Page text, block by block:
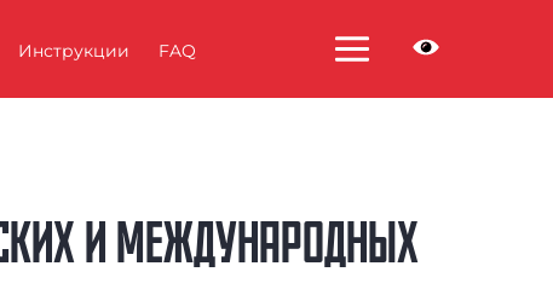
Инструкции FAQ
И МЕЖДУНАРОДНЫХ